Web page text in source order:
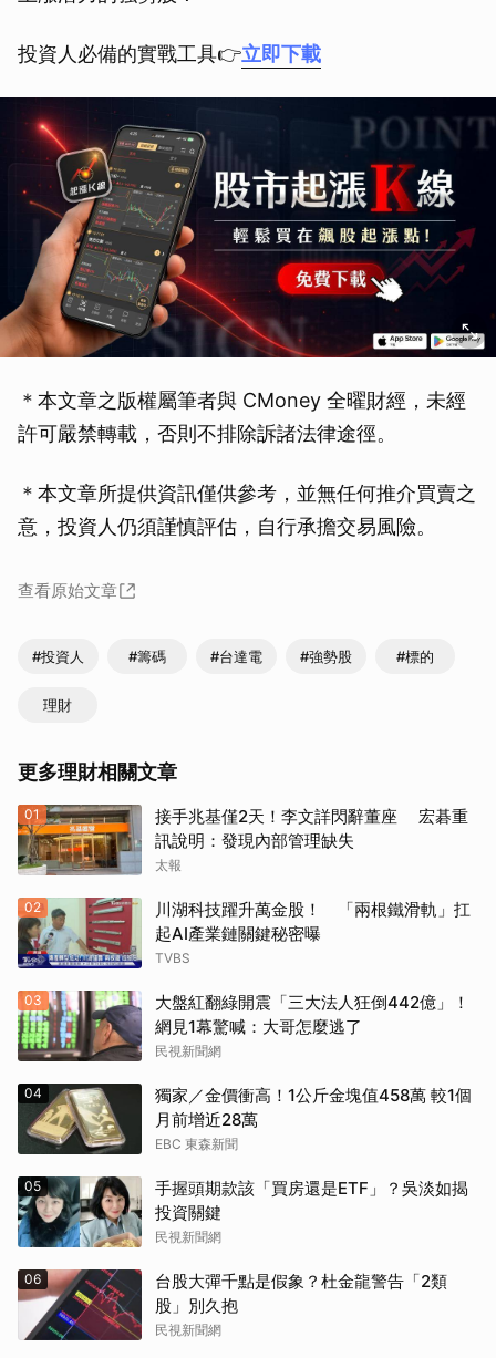
投資人必備的實戰工具👉立即下載
＊本文章之版權屬筆者與 CMoney 全曜財經，未經
許可嚴禁轉載，否則不排除訴諸法律途徑。
＊本文章所提供資訊僅供參考，並無任何推介買賣之
意，投資人仍須謹慎評估，自行承擔交易風險。
查看原始文章
#投資人 #籌碼 #台達電 #強勢股 #標的
理財
更多理財相關文章
01
接手兆基僅2天！李文詳閃辭董座 宏碁重
訊說明：發現內部管理缺失
太報
02
川湖科技躍升萬金股！ 「兩根鐵滑軌」扛
起AI產業鏈關鍵秘密曝
TVBS
03
大盤紅翻綠開震「三大法人狂倒442億」！
網見1幕驚喊：大哥怎麼逃了
民視新聞網
04
獨家／金價衝高！1公斤金塊值458萬 較1個
月前增近28萬
EBC 東森新聞
05
手握頭期款該「買房還是ETF」？吳淡如揭
投資關鍵
民視新聞網
06
台股大彈千點是假象？杜金龍警告「2類
股」別久抱
民視新聞網